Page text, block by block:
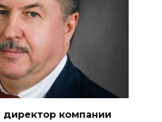
директор компании